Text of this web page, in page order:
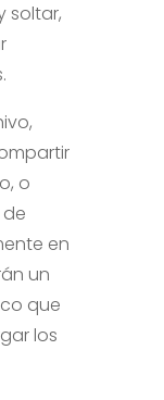
soltar,
o
en
un
que
los